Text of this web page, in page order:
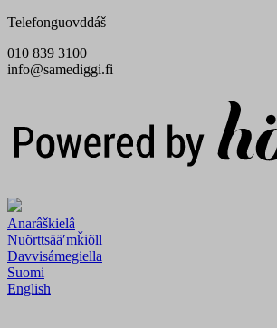
Telefonguovddáš
010 839 3100
info@samediggi.fi
Anarâškielâ
Nuõrttsääʹmǩiõll
Davvisámegiella
Suomi
English